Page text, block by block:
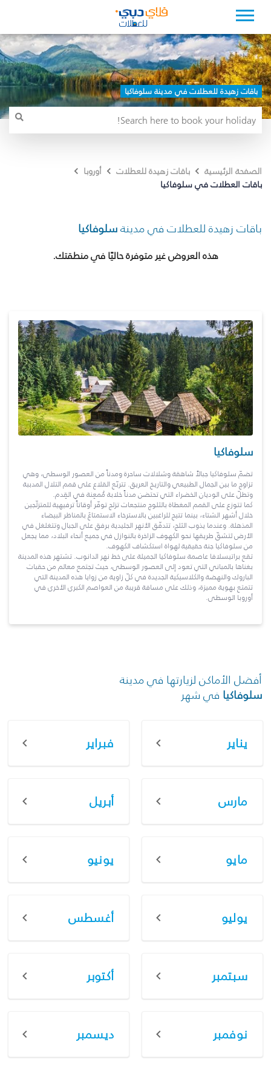
باقات زهيدة للعطلات في مدينة سلوفاكيا
الصفحة الرئيسية باقات زهيدة للعطلات
أوروبا
باقات العطلات في سلوفاكيا
باقات زهيدة للعطلات في مدينةسلوفاكيا
هذه العروض غير متوفرة حاليًا في منطقتك.
سلوفاكيا
تضمّ سلوفاكيا جبالاً شاهقة وشلالات ساحرة ومدناً من العصور الوسطى، وهي
تزاوج ما بين الجمال الطبيعي والتاريخ العريق. تتربّع القلاع على قمم التلال المدببة
وتطلّ على الوديان الخضراء التي تحتضن مدناً خلابة مُمعِنة في القِدم.
كما تتوزع على القمم المغطاة بالثلوج منتجعات تزلج توفّر أوقاتاً ترفيهية للمتزلّجين
خلال أشهر الشتاء، بينما تتيح للراغبين بالاسترخاء الاستمتاعَ بالمناظر البيضاء
المذهلة. وعندما يذوب الثلج، تتدفّق الأنهر الجليدية برفق على الجبال وتتغلغل في
الأرض لتشقّ طريقها نحو الكهوف الزاخرة بالنوازل في جميع أنحاء البلاد، مما يجعل
من سلوفاكيا جنة حقيقية لهواة استكشاف الكهوف.
تقع براتيسلافا عاصمة سلوفاكيا الجميلة على خط نهر الدانوب. تشتهر هذه المدينة
بغناها بالمباني التي تعود إلى العصور الوسطى، حيث تجتمع معالم من حقبات
الباروك والنهضة والكلاسيكية الجديدة في كلّ زاوية من زوايا هذه المدينة التي
تتمتع بهوية مميزة، وذلك على مسافة قريبة من العواصم الكبرى الأخرى في
أوروبا الوسطى.
أفضل الأماكن لزيارتها في مدينة
سلوفاكيا في شهر
يناير فبراير
مارس أبريل
مايو يونيو
يوليو أغسطس
سبتمبر أكتوبر
نوفمبر ديسمبر